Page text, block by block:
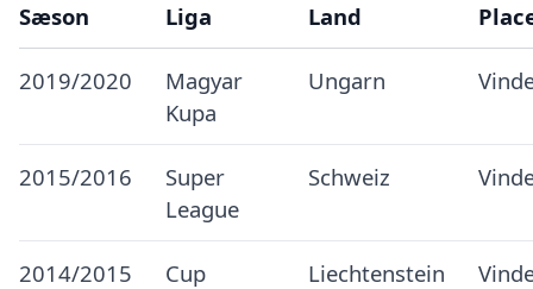
Sæson Liga Land
2019/2020
Magyar
Kupa
Ungarn
2015/2016
Super
League
Schweiz
2014/2015 Cup Liechtenstein